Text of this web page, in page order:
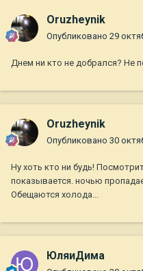
Oruzheynik
Опубликовано 29
Днем ни кто не добрался? Не
Oruzheynik
Опубликовано 30
Ну хоть кто ни будь!
показывается. ночью
Обещаются холода...
ЮляиДима